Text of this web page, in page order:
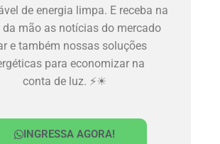
de energia limpa. E receba na
da mão as notícias do mercado
e também nossas soluções
para economizar na
conta de luz. ⚡☀
INGRESSA AGORA!